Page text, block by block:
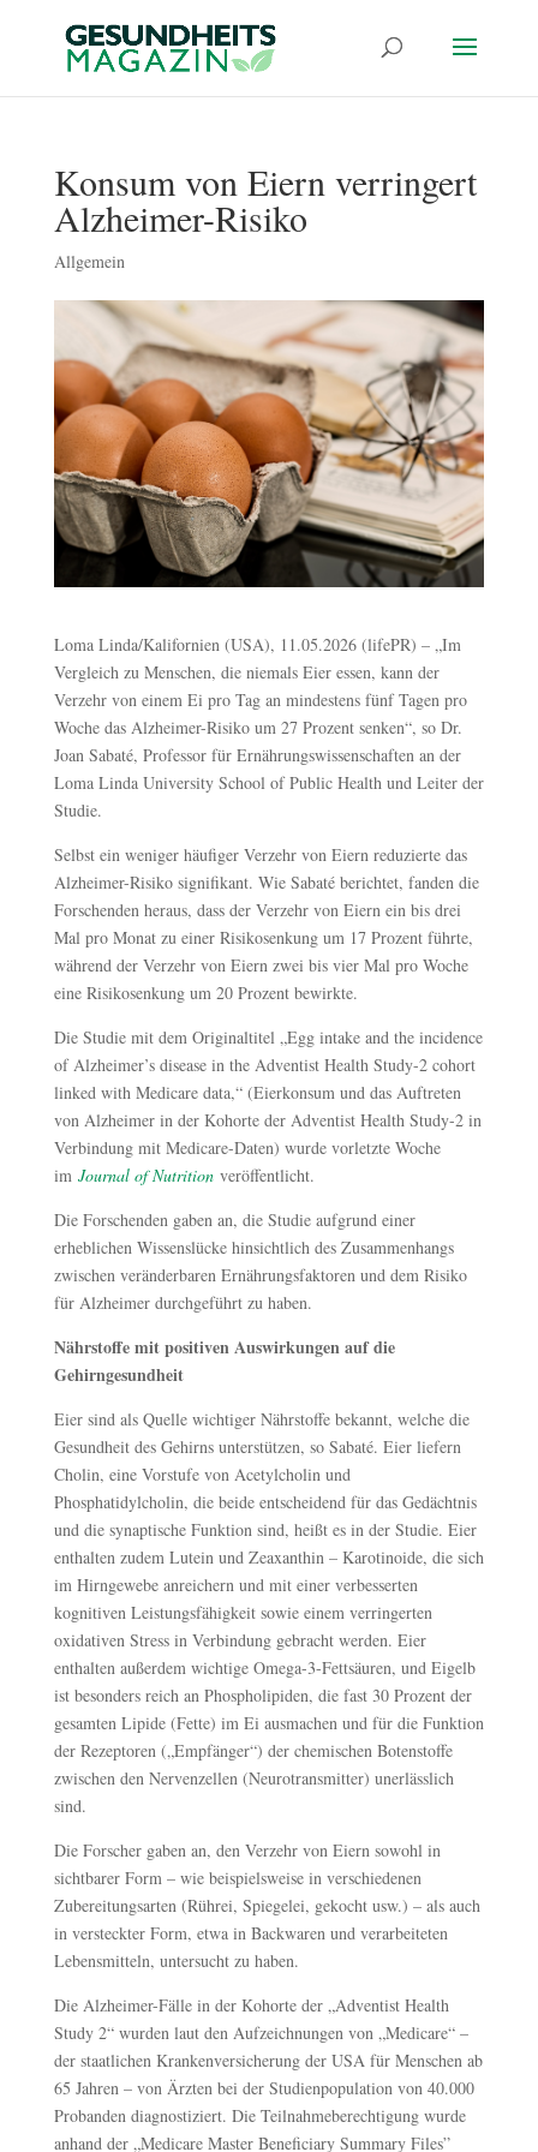
Konsum von Eiern verringert
Alzheimer-Risiko
Allgemein
Loma Linda/Kalifornien (USA), 11.05.2026 (lifePR) – „Im
Vergleich zu Menschen, die niemals Eier essen, kann der
Verzehr von einem Ei pro Tag an mindestens fünf Tagen pro
Woche das Alzheimer-Risiko um 27 Prozent senken“, so Dr.
Joan Sabaté, Professor für Ernährungswissenschaften an der
Loma Linda University School of Public Health und Leiter der
Studie.
Selbst ein weniger häufiger Verzehr von Eiern reduzierte das
Alzheimer-Risiko signifikant. Wie Sabaté berichtet, fanden die
Forschenden heraus, dass der Verzehr von Eiern ein bis drei
Mal pro Monat zu einer Risikosenkung um 17 Prozent führte,
während der Verzehr von Eiern zwei bis vier Mal pro Woche
eine Risikosenkung um 20 Prozent bewirkte.
Die Studie mit dem Originaltitel „Egg intake and the incidence
of Alzheimer’s disease in the Adventist Health Study-2 cohort
linked with Medicare data,“ (Eierkonsum und das Auftreten
von Alzheimer in der Kohorte der Adventist Health Study-2 in
Verbindung mit Medicare-Daten) wurde vorletzte Woche
im Journal of Nutritionveröffentlicht.
Die Forschenden gaben an, die Studie aufgrund einer
erheblichen Wissenslücke hinsichtlich des Zusammenhangs
zwischen veränderbaren Ernährungsfaktoren und dem Risiko
für Alzheimer durchgeführt zu haben.
Nährstoffe mit positiven Auswirkungen auf die
Gehirngesundheit
Eier sind als Quelle wichtiger Nährstoffe bekannt, welche die
Gesundheit des Gehirns unterstützen, so Sabaté. Eier liefern
Cholin, eine Vorstufe von Acetylcholin und
Phosphatidylcholin, die beide entscheidend für das Gedächtnis
und die synaptische Funktion sind, heißt es in der Studie. Eier
enthalten zudem Lutein und Zeaxanthin – Karotinoide, die sich
im Hirngewebe anreichern und mit einer verbesserten
kognitiven Leistungsfähigkeit sowie einem verringerten
oxidativen Stress in Verbindung gebracht werden. Eier
enthalten außerdem wichtige Omega-3-Fettsäuren, und Eigelb
ist besonders reich an Phospholipiden, die fast 30 Prozent der
gesamten Lipide (Fette) im Ei ausmachen und für die Funktion
der Rezeptoren („Empfänger“) der chemischen Botenstoffe
zwischen den Nervenzellen (Neurotransmitter) unerlässlich
sind.
Die Forscher gaben an, den Verzehr von Eiern sowohl in
sichtbarer Form – wie beispielsweise in verschiedenen
Zubereitungsarten (Rührei, Spiegelei, gekocht usw.) – als auch
in versteckter Form, etwa in Backwaren und verarbeiteten
Lebensmitteln, untersucht zu haben.
Die Alzheimer-Fälle in der Kohorte der „Adventist Health
Study 2“ wurden laut den Aufzeichnungen von „Medicare“ –
der staatlichen Krankenversicherung der USA für Menschen ab
65 Jahren – von Ärzten bei der Studienpopulation von 40.000
Probanden diagnostiziert. Die Teilnahmeberechtigung wurde
anhand der „Medicare Master Beneficiary Summary Files”